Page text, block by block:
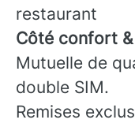
restaurant
Côté confort
Mutuelle de
double SIM.
Remises